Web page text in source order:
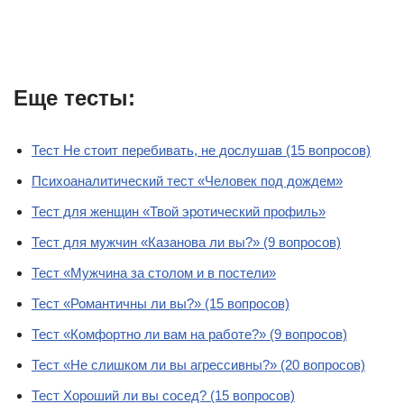
Еще тесты:
Тест Не стоит перебивать, не дослушав (15 вопросов)
Психоаналитический тест «Человек под дождем»
Тест для женщин «Твой эротический профиль»
Тест для мужчин «Казанова ли вы?» (9 вопросов)
Тест «Мужчина за столом и в постели»
Тест «Романтичны ли вы?» (15 вопросов)
Тест «Комфортно ли вам на работе?» (9 вопросов)
Тест «Не слишком ли вы агрессивны?» (20 вопросов)
Тест Хороший ли вы сосед? (15 вопросов)